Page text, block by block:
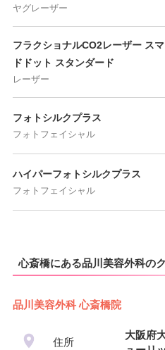
ヤグレーザー
フラクショナルCO2レーザー ス
ドドット スタンダード
レーザー
フォトシルクプラス
フォトフェイシャル
ハイパーフォトシルクプラス
フォトフェイシャル
心斎橋にある品川美容外科の
品川美容外科 心斎橋院
住所
大阪府